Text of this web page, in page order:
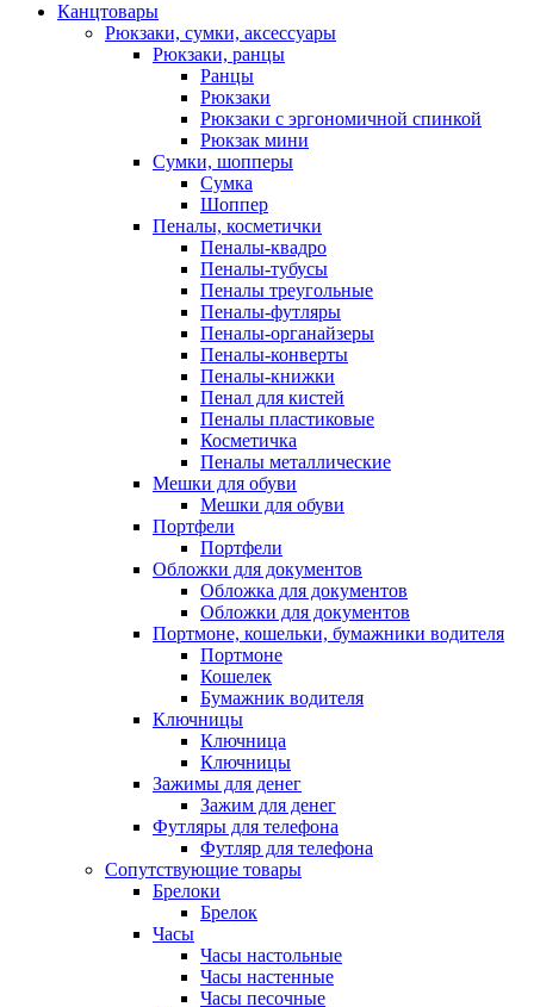
Канцтовары
Рюкзаки, сумки, аксессуары
Рюкзаки, ранцы
Ранцы
Рюкзаки
Рюкзаки с эргономичной спинкой
Рюкзак мини
Сумки, шопперы
Сумка
Шоппер
Пеналы, косметички
Пеналы-квадро
Пеналы-тубусы
Пеналы треугольные
Пеналы-футляры
Пеналы-органайзеры
Пеналы-конверты
Пеналы-книжки
Пенал для кистей
Пеналы пластиковые
Косметичка
Пеналы металлические
Мешки для обуви
Мешки для обуви
Портфели
Портфели
Обложки для документов
Обложка для документов
Обложки для документов
Портмоне, кошельки, бумажники водителя
Портмоне
Кошелек
Бумажник водителя
Ключницы
Ключница
Ключницы
Зажимы для денег
Зажим для денег
Футляры для телефона
Футляр для телефона
Сопутствующие товары
Брелоки
Брелок
Часы
Часы настольные
Часы настенные
Часы песочные